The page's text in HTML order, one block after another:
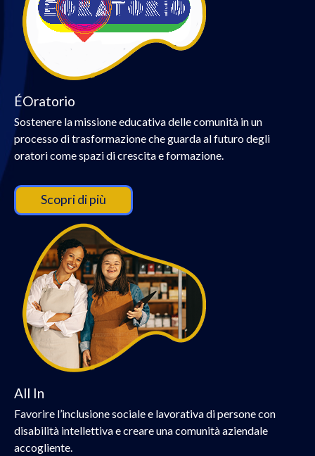
ÉOratorio
Sostenere la missione educativa delle comunità in un
processo di trasformazione che guarda al futuro degli
oratori come spazi di crescita e formazione.
Scopri di più
All In
Favorire l’inclusione sociale e lavorativa di persone con
disabilità intellettiva e creare una comunità aziendale
accogliente.